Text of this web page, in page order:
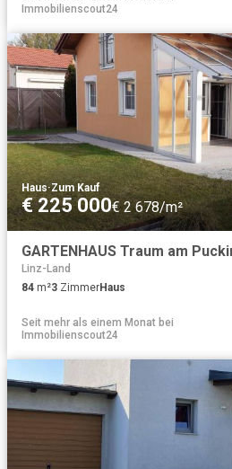
Immobilienscout24
Haus·Zum Kauf
€ 225 000€ 2 678/m²
Linz-Land
84 m²3 ZimmerHaus
Seit mehr als einem Monat bei
Immobilienscout24